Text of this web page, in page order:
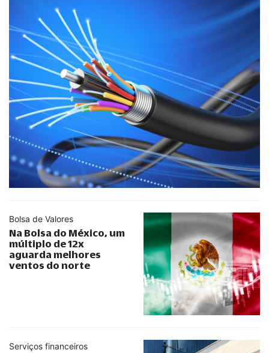
Bolsa de Valores
Na Bolsa do México, um
múltiplo de 12x
aguarda melhores
ventos do norte
Serviços financeiros